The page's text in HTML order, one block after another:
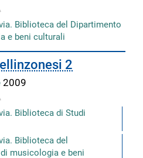
Biblioteca del Dipartimento
e beni culturali
2
2009
Biblioteca di Studi
Biblioteca del
musicologia e beni